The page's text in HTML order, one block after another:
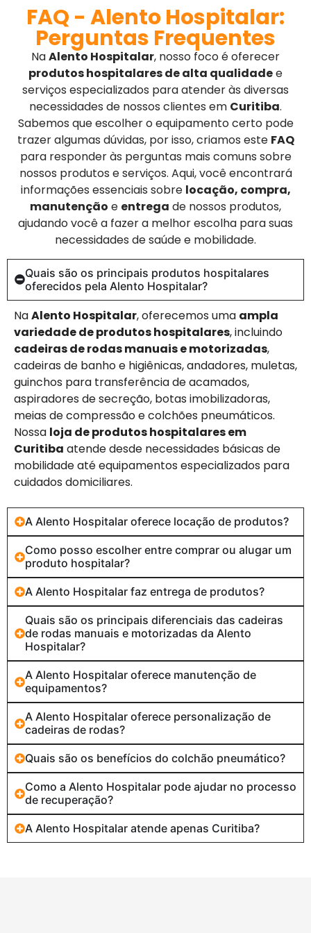
FAQ - Alento Hospitalar:
Perguntas Frequentes
NaAlento Hospitalar, nosso foco é oferecer
produtos hospitalares de alta qualidadee
serviços especializados para atender às diversas
necessidades de nossos clientes em Curitiba.
Sabemos que escolher o equipamento certo pode
trazer algumas dúvidas, por isso, criamos este FAQ
para responder às perguntas mais comuns sobre
nossos produtos e serviços. Aqui, você encontrará
informações essenciais sobre locação, compra,
manutenção e entrega de nossos produtos,
ajudando você a fazer a melhor escolha para suas
necessidades de saúde e mobilidade.
Quais são os principais produtos hospitalares
oferecidos pela Alento Hospitalar?
NaAlento Hospitalar, oferecemos uma ampla
variedade de produtos hospitalares, incluindo
cadeiras de rodas manuais e motorizadas,
cadeiras de banho e higiênicas, andadores, muletas,
guinchos para transferência de acamados,
aspiradores de secreção, botas imobilizadoras,
meias de compressão e colchões pneumáticos.
Nossa loja de produtos hospitalares em
Curitiba atende desde necessidades básicas de
mobilidade até equipamentos especializados para
cuidados domiciliares.
A Alento Hospitalar oferece locação de produtos?
Como posso escolher entre comprar ou alugar um
produto hospitalar?
A Alento Hospitalar faz entrega de produtos?
Quais são os principais diferenciais das cadeiras
de rodas manuais e motorizadas da Alento
Hospitalar?
A Alento Hospitalar oferece manutenção de
equipamentos?
A Alento Hospitalar oferece personalização de
cadeiras de rodas?
Quais são os benefícios do colchão pneumático?
Como a Alento Hospitalar pode ajudar no processo
de recuperação?
A Alento Hospitalar atende apenas Curitiba?